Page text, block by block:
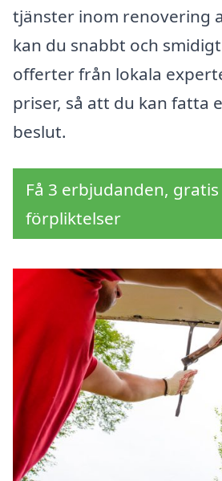
tjänster inom renovering
kan du snabbt och
offerter från lokala
priser, så att du kan fatta
beslut.
Få 3 erbjudanden,
förpliktelser